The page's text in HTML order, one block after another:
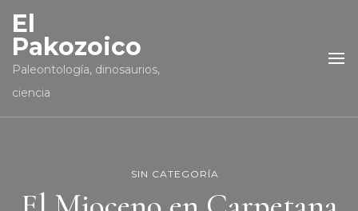
El
Pakozoico
Paleontología, dinosaurios,
ciencia
SIN CATEGORÍA